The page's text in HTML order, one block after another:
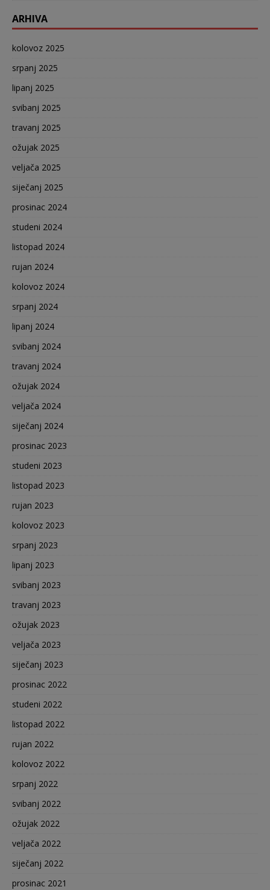
ARHIVA
kolovoz 2025
srpanj 2025
lipanj 2025
svibanj 2025
travanj 2025
ožujak 2025
veljača 2025
siječanj 2025
prosinac 2024
studeni 2024
listopad 2024
rujan 2024
kolovoz 2024
srpanj 2024
lipanj 2024
svibanj 2024
travanj 2024
ožujak 2024
veljača 2024
siječanj 2024
prosinac 2023
studeni 2023
listopad 2023
rujan 2023
kolovoz 2023
srpanj 2023
lipanj 2023
svibanj 2023
travanj 2023
ožujak 2023
veljača 2023
siječanj 2023
prosinac 2022
studeni 2022
listopad 2022
rujan 2022
kolovoz 2022
srpanj 2022
svibanj 2022
ožujak 2022
veljača 2022
siječanj 2022
prosinac 2021